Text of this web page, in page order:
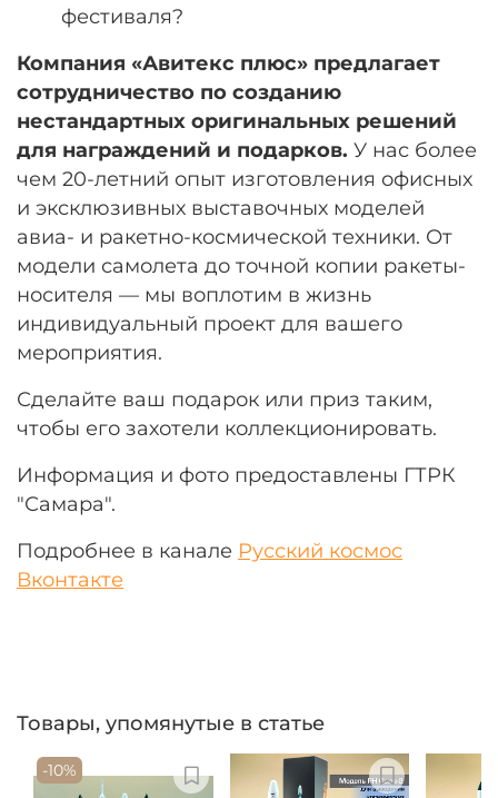
фестиваля?
Компания «Авитекс плюс» предлагает
сотрудничество по созданию
нестандартных оригинальных решений
для награждений и подарков. У нас более
чем 20-летний опыт изготовления офисных
и эксклюзивных выставочных моделей
авиа- и ракетно-космической техники. От
модели самолета до точной копии ракеты-
носителя — мы воплотим в жизнь
индивидуальный проект для вашего
мероприятия.
Сделайте ваш подарок или приз таким,
чтобы его захотели коллекционировать.
Информация и фото предоставлены ГТРК
"Самара".
Подробнее в канале Русский космос
Вконтакте
Товары, упомянутые в статье
-10%